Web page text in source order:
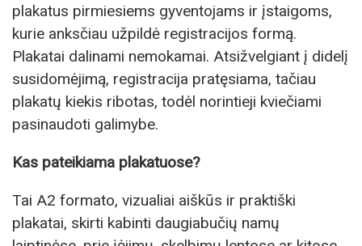
plakatus pirmiesiems gyventojams ir įstaigoms,
kurie anksčiau užpildė registracijos formą.
Plakatai dalinami nemokamai. Atsižvelgiant į didelį
susidomėjimą, registracija pratęsiama, tačiau
plakatų kiekis ribotas, todėl norintieji kviečiami
pasinaudoti galimybe.
Kas pateikiama plakatuose?
Tai A2 formato, vizualiai aiškūs ir praktiški
plakatai, skirti kabinti daugiabučių namų